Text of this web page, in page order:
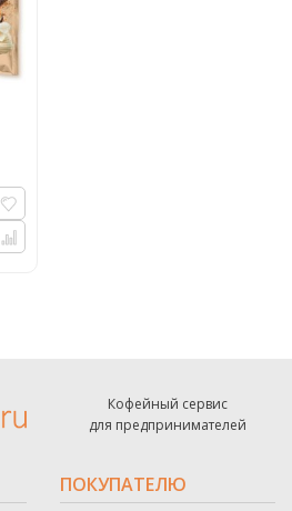
Кофейный сервис
для предпринимателей
ПОКУПАТЕЛЮ